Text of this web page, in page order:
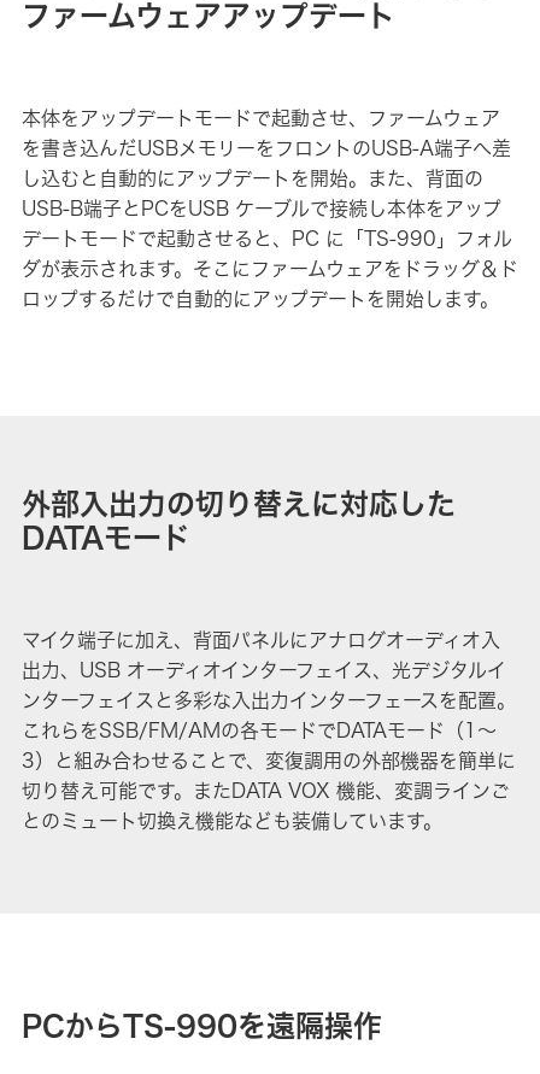
ファームウェアアップデート
本体をアップデートモードで起動させ、ファームウェア
を書き込んだUSBメモリーをフロントのUSB-A端子へ差
し込むと自動的にアップデートを開始。また、背面の
USB-B端子とPCをUSB ケーブルで接続し本体をアップ
デートモードで起動させると、PC に「TS-990」フォル
ダが表示されます。そこにファームウェアをドラッグ＆ド
ロップするだけで自動的にアップデートを開始します。
外部入出力の切り替えに対応した
DATAモード
マイク端子に加え、背面パネルにアナログオーディオ入
出力、USB オーディオインターフェイス、光デジタルイ
ンターフェイスと多彩な入出力インターフェースを配置。
これらをSSB/FM/AMの各モードでDATAモード（1～
3）と組み合わせることで、変復調用の外部機器を簡単に
切り替え可能です。またDATA VOX 機能、変調ラインご
とのミュート切換え機能なども装備しています。
PCからTS-990を遠隔操作